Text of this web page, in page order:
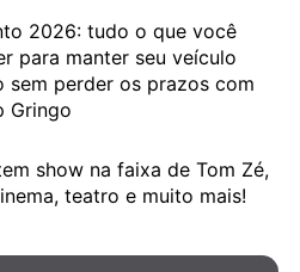
2026: tudo o que você
para manter seu veículo
sem perder os prazos com
Gringo
show na faixa de Tom Zé,
teatro e muito mais!